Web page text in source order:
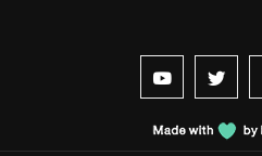
Suivez-nous sur
nous sur Instagram
nous sur Twitter